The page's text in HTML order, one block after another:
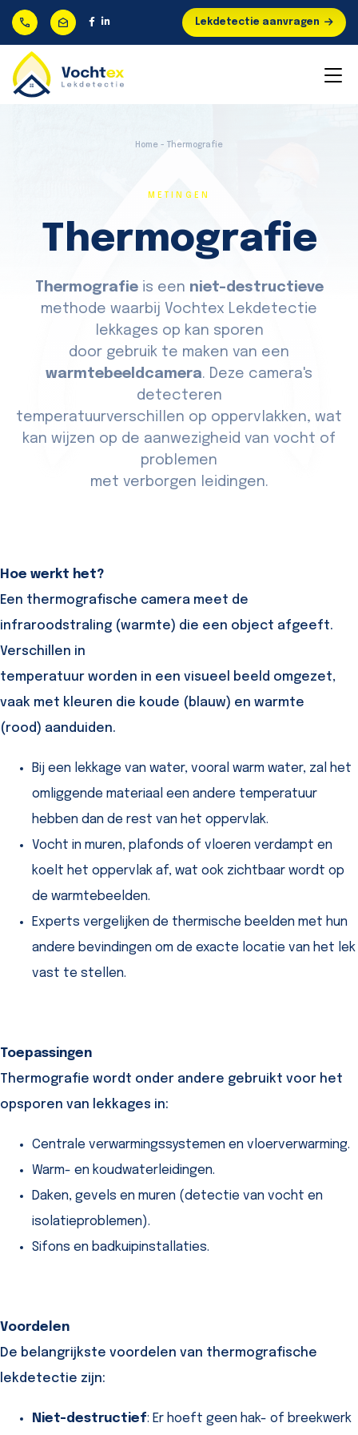
Lekdetectie aanvragen
Home - Thermografie
METINGEN
Thermografie
Thermografie is een niet-destructieve
methode waarbij Vochtex Lekdetectie
lekkages op kan sporen
door gebruik te maken van een
warmtebeeldcamera. Deze camera's
detecteren
temperatuurverschillen op oppervlakken, wat
kan wijzen op de aanwezigheid van vocht of
problemen
met verborgen leidingen.
Hoe werkt het?
Een thermografische camera meet de
infraroodstraling (warmte) die een object afgeeft.
Verschillen in
temperatuur worden in een visueel beeld omgezet,
vaak met kleuren die koude (blauw) en warmte
(rood) aanduiden.
Bij een lekkage van water, vooral warm water, zal het
omliggende materiaal een andere temperatuur
hebben dan de rest van het oppervlak.
Vocht in muren, plafonds of vloeren verdampt en
koelt het oppervlak af, wat ook zichtbaar wordt op
de warmtebeelden.
Experts vergelijken de thermische beelden met hun
andere bevindingen om de exacte locatie van het lek
vast te stellen.
Toepassingen
Thermografie wordt onder andere gebruikt voor het
opsporen van lekkages in:
Centrale verwarmingssystemen en vloerverwarming.
Warm- en koudwaterleidingen.
Daken, gevels en muren (detectie van vocht en
isolatieproblemen).
Sifons en badkuipinstallaties.
Voordelen
De belangrijkste voordelen van thermografische
lekdetectie zijn:
Niet-destructief: Er hoeft geen hak- of breekwerk